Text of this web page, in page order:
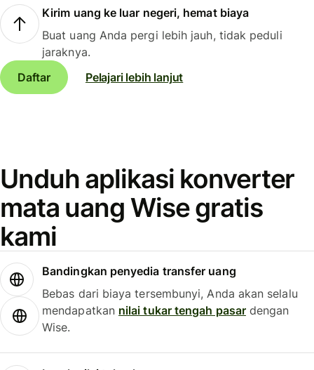
Kirim uang ke luar negeri, hemat biaya
Buat uang Anda pergi lebih jauh, tidak peduli
jaraknya.
Daftar
Pelajari lebih lanjut
Unduh aplikasi konverter
mata uang Wise gratis
kami
Bandingkan penyedia transfer uang
Bebas dari biaya tersembunyi, Anda akan selalu
mendapatkan nilai tukar tengah pasardengan
Wise.